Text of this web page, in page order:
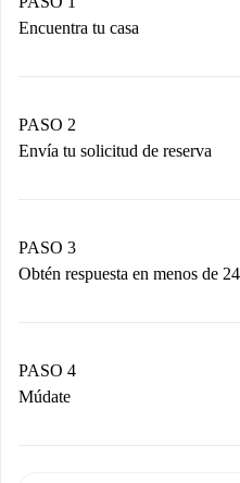
Encuentra tu casa
Tienes toda la
PASO 2
Envía tu solicitud de reserva
propietario acepte.
PASO 3
Obtén respuesta en menos de
contacto con el propietario.
Si es rechazada: No te
PASO 4
Múdate